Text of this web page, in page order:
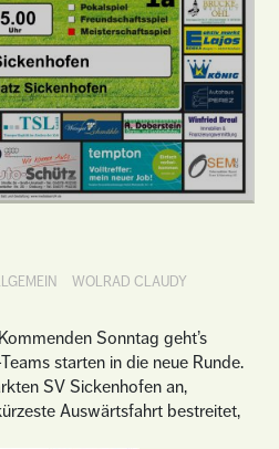
WOLRAD CLAUDY
Sonntag geht’s
starten in die neue Runde.
SV Sickenhofen an,
Auswärtsfahrt bestreitet,